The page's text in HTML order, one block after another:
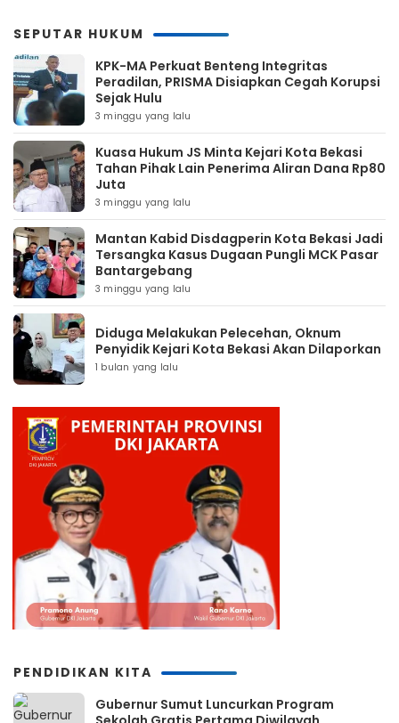
SEPUTAR HUKUM
KPK-MA Perkuat Benteng Integritas
Peradilan, PRISMA Disiapkan Cegah Korupsi
Sejak Hulu
3 minggu yang lalu
Kuasa Hukum JS Minta Kejari Kota Bekasi
Tahan Pihak Lain Penerima Aliran Dana Rp80
Juta
3 minggu yang lalu
Mantan Kabid Disdagperin Kota Bekasi Jadi
Tersangka Kasus Dugaan Pungli MCK Pasar
Bantargebang
3 minggu yang lalu
Diduga Melakukan Pelecehan, Oknum
Penyidik Kejari Kota Bekasi Akan Dilaporkan
1 bulan yang lalu
PENDIDIKAN KITA
Gubernur Sumut Luncurkan Program